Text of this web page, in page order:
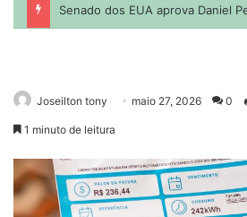
Joseilton tony maio 27, 2026 0
1 minuto de leitura